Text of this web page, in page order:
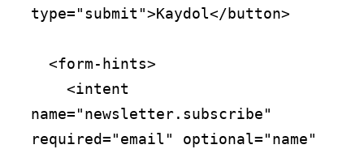
type="submit">Kaydol</button>
name="newsletter.subscribe"
required="email" optional="name"